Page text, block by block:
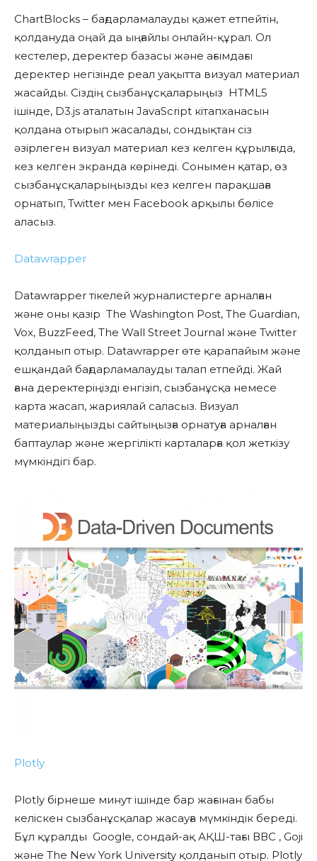
ChartBlocks – бағдарламалауды қажет етпейтін,
қолдануда оңай да ыңғайлы онлайн-құрал. Ол
кестелер, деректер базасы және ағымдағы
деректер негізінде реал уақытта визуал материал
жасайды. Сіздің сызбанұсқаларыңыз HTML5
ішінде, D3.js аталатын JavaScript кітапханасын
қолдана отырып жасалады, сондықтан сіз
әзірлеген визуал материал кез келген құрылғыда,
кез келген экранда көрінеді. Сонымен қатар, өз
сызбанұсқаларыңызды кез келген парақшаға
орнатып, Twitter мен Facebook арқылы бөлісе
аласыз.
Datawrapper
Datawrapper тікелей журналистерге арналған
және оны қазір The Washington Post, The Guardian,
Vox, BuzzFeed, The Wall Street Journal және Twitter
қолданып отыр. Datawrapper өте қарапайым және
ешқандай бағдарламалауды талап етпейді. Жай
ғана деректеріңізді енгізіп, сызбанұсқа немесе
карта жасап, жариялай саласыз. Визуал
материалыңызды сайтыңызға орнатуға арналған
баптаулар және жергілікті карталарға қол жеткізу
мүмкіндігі бар.
Plotly
Plotly бірнеше минут ішінде бар жағынан бабы
келіскен сызбанұсқалар жасауға мүмкіндік береді.
Бұл құралды Google, сондай-ақ АҚШ-тағы ВВС , Goji
және The New York University қолданып отыр. Plotly